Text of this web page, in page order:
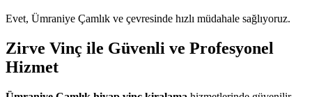
Evet, Ümraniye Çamlık ve çevresinde hızlı müdahale sağlıyoruz.
Zirve Vinç ile Güvenli ve Profesyonel
Hizmet